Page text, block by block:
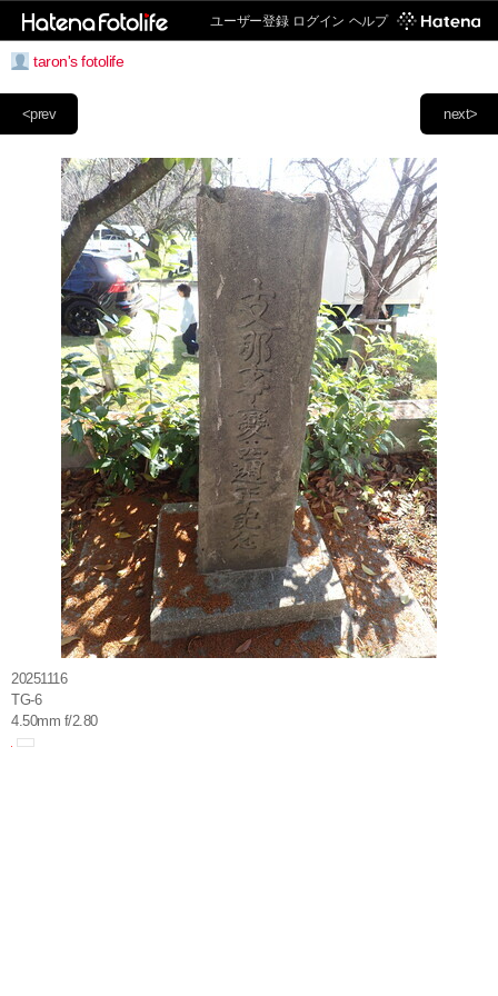
ユーザー登録 ログイン ヘルプ
taron's fotolife
next>
<prev
20251116
TG-6
4.50mm f/2.80